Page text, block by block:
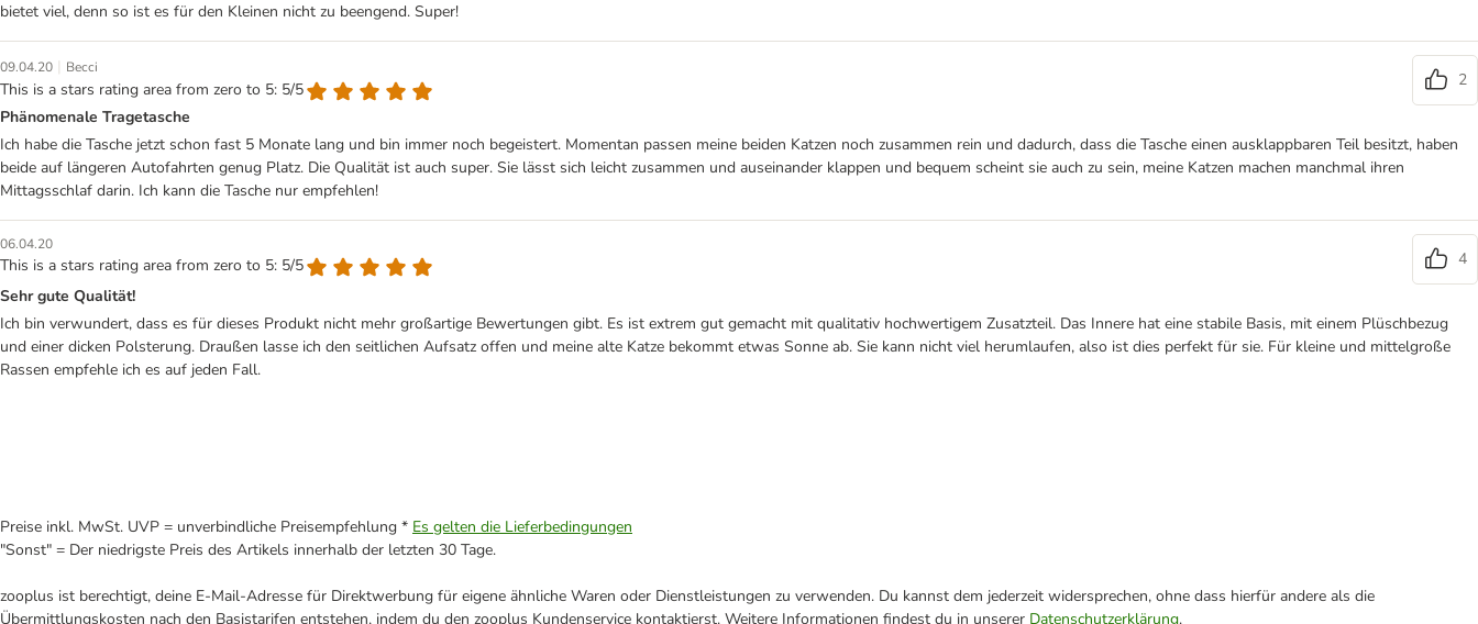
bietet viel, denn so ist es für den Kleinen nicht zu beengend. Super!
09.04.20 | Becci
This is a stars rating area from zero to 5: 5/5
2
Phänomenale Tragetasche
Ich habe die Tasche jetzt schon fast 5 Monate lang und bin immer noch begeistert. Momentan passen meine beiden Katzen noch zusammen rein und dadurch, dass die Tasche einen ausklappbaren Teil besitzt, haben
beide auf längeren Autofahrten genug Platz. Die Qualität ist auch super. Sie lässt sich leicht zusammen und auseinander klappen und bequem scheint sie auch zu sein, meine Katzen machen manchmal ihren
Mittagsschlaf darin. Ich kann die Tasche nur empfehlen!
06.04.20
This is a stars rating area from zero to 5: 5/5
4
Sehr gute Qualität!
Ich bin verwundert, dass es für dieses Produkt nicht mehr großartige Bewertungen gibt. Es ist extrem gut gemacht mit qualitativ hochwertigem Zusatzteil. Das Innere hat eine stabile Basis, mit einem Plüschbezug
und einer dicken Polsterung. Draußen lasse ich den seitlichen Aufsatz offen und meine alte Katze bekommt etwas Sonne ab. Sie kann nicht viel herumlaufen, also ist dies perfekt für sie. Für kleine und mittelgroße
Rassen empfehle ich es auf jeden Fall.
Preise inkl. MwSt. UVP = unverbindliche Preisempfehlung * Es gelten die Lieferbedingungen
"Sonst" = Der niedrigste Preis des Artikels innerhalb der letzten 30 Tage.
zooplus ist berechtigt, deine E-Mail-Adresse für Direktwerbung für eigene ähnliche Waren oder Dienstleistungen zu verwenden. Du kannst dem jederzeit widersprechen, ohne dass hierfür andere als die
Übermittlungskosten nach den Basistarifen entstehen, indem du den zooplus Kundenservice kontaktierst. Weitere Informationen findest du in unserer Datenschutzerklärung.